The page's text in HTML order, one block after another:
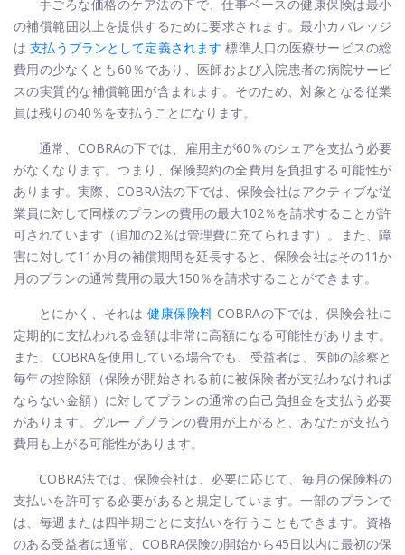
手ごろな価格のケア法の下で、仕事ベースの健康保険は最小
の補償範囲以上を提供するために要求されます。最小カバレッジ
は 支払うプランとして定義されます 標準人口の医療サービスの総
費用の少なくとも60％であり、医師および入院患者の病院サービ
スの実質的な補償範囲が含まれます。そのため、対象となる従業
員は残りの40％を支払うことになります。
通常、COBRAの下では、雇用主が60％のシェアを支払う必要
がなくなります。つまり、保険契約の全費用を負担する可能性が
あります。実際、COBRA法の下では、保険会社はアクティブな従
業員に対して同様のプランの費用の最大102％を請求することが許
可されています（追加の2％は管理費に充てられます）。また、障
害に対して11か月の補償期間を延長すると、保険会社はその11か
月のプランの通常費用の最大150％を請求することができます。
とにかく、それは 健康保険料 COBRAの下では、保険会社に
定期的に支払われる金額は非常に高額になる可能性があります。
また、COBRAを使用している場合でも、受益者は、医師の診察と
毎年の控除額（保険が開始される前に被保険者が支払わなければ
ならない金額）に対してプランの通常の自己負担金を支払う必要
があります。グループプランの費用が上がると、あなたが支払う
費用も上がる可能性があります。
COBRA法では、保険会社は、必要に応じて、毎月の保険料の
支払いを許可する必要があると規定しています。一部のプランで
は、毎週または四半期ごとに支払いを行うこともできます。資格
のある受益者は通常、COBRA保険の開始から45日以内に最初の保